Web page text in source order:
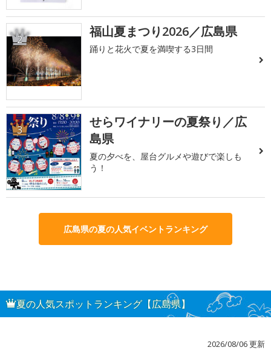
2 福山夏まつり2026／広島県
踊りと花火で夏を満喫する3日間
3
せらワイナリーの夏祭り／広
島県
夏の夕べを、屋台グルメや遊びで楽しも
う！
広島県の夏の人気イベントランキング
夏の人気スポットランキング【広島県】
2026/08/06 更新